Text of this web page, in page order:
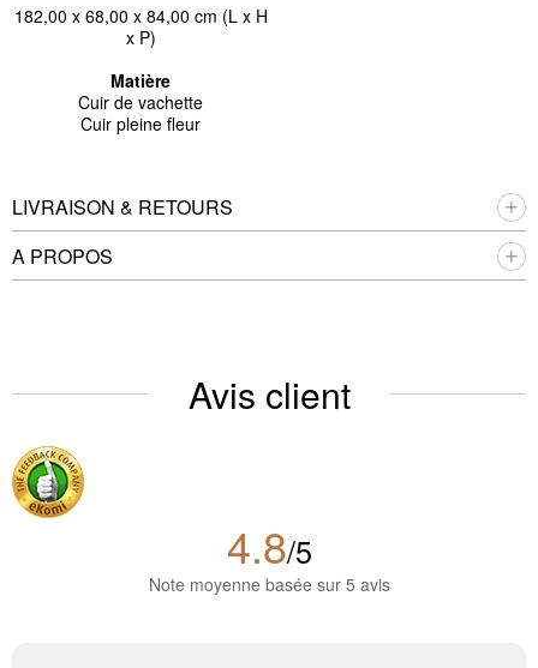
182,00 x 68,00 x 84,00 cm (L x H
x P)
Matière
Cuir de vachette
Cuir pleine fleur
LIVRAISON & RETOURS
A PROPOS
Avis client
4.8/5
Note moyenne basée sur 5 avis